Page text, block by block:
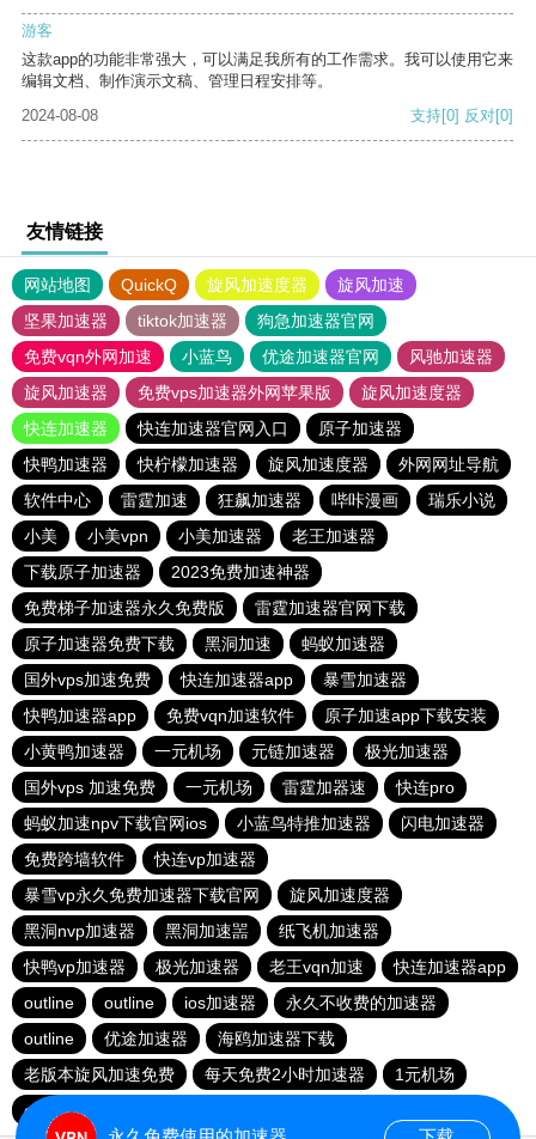
游客
这款app的功能非常强大，可以满足我所有的工作需求。我可以使用它来
编辑文档、制作演示文稿、管理日程安排等。
2024-08-08
支持[0] 反对[0]
友情链接
网站地图 QuickQ 旋风加速度器
旋风加速
坚果加速器
tiktok加速器
狗急加速器官网
免费vqn外网加速
小蓝鸟 优途加速器官网
风驰加速器
旋风加速器
免费vps加速器外网苹果版
旋风加速度器
快连加速器
快连加速器官网入口
原子加速器
快鸭加速器
快柠檬加速器 旋风加速度器
外网网址导航
软件中心
雷霆加速 狂飙加速器 哔咔漫画
瑞乐小说
小美
小美vpn 小美加速器
老王加速器
下载原子加速器
2023免费加速神器
免费梯子加速器永久免费版
雷霆加速器官网下载
原子加速器免费下载
黑洞加速
蚂蚁加速器
国外vps加速免费
快连加速器app
暴雪加速器
快鸭加速器app
免费vqn加速软件
原子加速app下载安装
小黄鸭加速器
一元机场 元链加速器
极光加速器
国外vps 加速免费
一元机场 雷霆加器速
快连pro
蚂蚁加速npv下载官网ios
小蓝鸟特推加速器
闪电加速器
免费跨墙软件
快连vp加速器
暴雪vp永久免费加速器下载官网
旋风加速度器
黑洞nvp加速器
黑洞加速噐
纸飞机加速器
快鸭vp加速器
极光加速器 老王vqn加速
快连加速器app
outline
outline ios加速器
永久不收费的加速器
outline
优途加速器
海鸥加速器下载
老版本旋风加速免费
每天免费2小时加速器
1元机场
outline